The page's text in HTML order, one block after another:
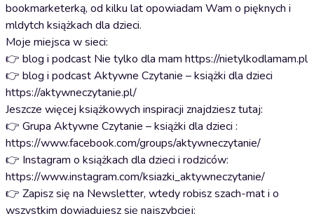
bookmarketerką, od kilku lat opowiadam Wam o pięknych i
mldytch książkach dla dzieci.
Moje miejsca w sieci:
👉 blog i podcast Nie tylko dla mam https://nietylkodlamam.pl
👉 blog i podcast Aktywne Czytanie – książki dla dzieci
https://aktywneczytanie.pl/
Jeszcze więcej książkowych inspiracji znajdziesz tutaj:
👉 Grupa Aktywne Czytanie – książki dla dzieci :
https://www.facebook.com/groups/aktywneczytanie/
👉 Instagram o książkach dla dzieci i rodziców:
https://www.instagram.com/ksiazki_aktywneczytanie/
👉 Zapisz się na Newsletter, wtedy robisz szach-mat i o
wszystkim dowiadujesz się najszybciej: